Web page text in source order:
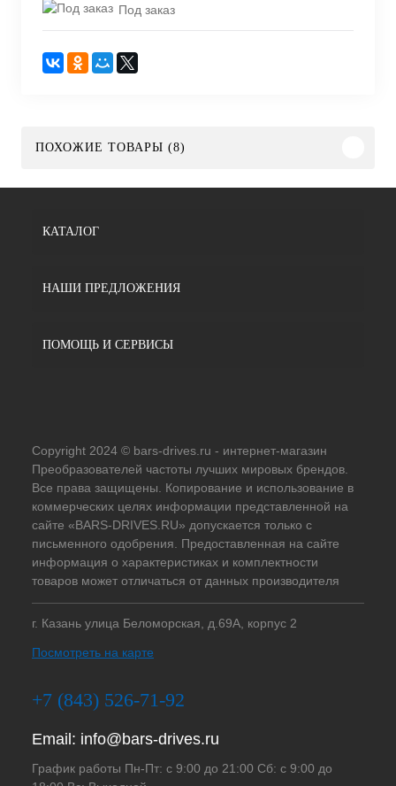
Под заказ
ПОХОЖИЕ ТОВАРЫ (8)
КАТАЛОГ
НАШИ ПРЕДЛОЖЕНИЯ
ПОМОЩЬ И СЕРВИСЫ
Copyright 2024 © bars-drives.ru - интернет-магазин
Преобразователей частоты лучших мировых брендов.
Все права защищены. Копирование и использование в
коммерческих целях информации представленной на
сайте «BARS-DRIVES.RU» допускается только с
письменного одобрения. Предоставленная на сайте
информация о характеристиках и комплектности
товаров может отличаться от данных производителя
г. Казань улица Беломорская, д.69А, корпус 2
Посмотреть на карте
+7 (843) 526-71-92
Email: info@bars-drives.ru
График работы Пн-Пт: с 9:00 до 21:00 Сб: с 9:00 до